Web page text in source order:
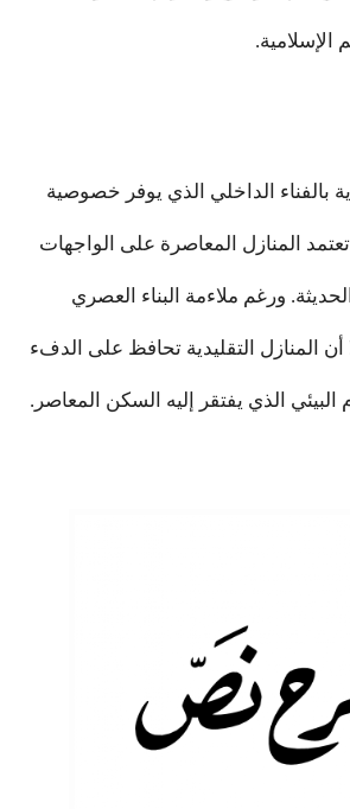
الإسلامية.
بالفناء الداخلي الذي يوفر خصوصية
تعتمد المنازل المعاصرة على الواجهات
ورغم ملاءمة البناء العصري
أن المنازل التقليدية تحافظ على الدفء
البيئي الذي يفتقر إليه السكن المعاصر.